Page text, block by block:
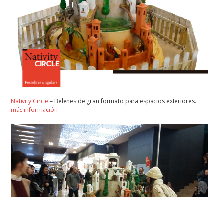
Nativity Circle – Belenes de gran formato para espacios exteriores.
más información